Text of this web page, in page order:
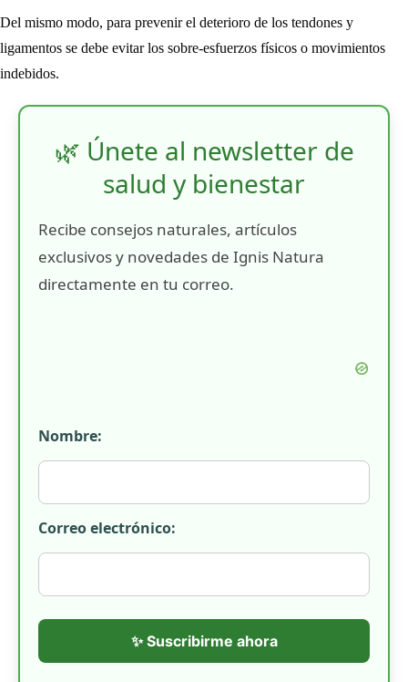
Del mismo modo, para prevenir el deterioro de los tendones y
ligamentos se debe evitar los sobre-esfuerzos físicos o movimientos
indebidos.
🌿 Únete al newsletter de
salud y bienestar
Recibe consejos naturales, artículos
exclusivos y novedades de Ignis Natura
directamente en tu correo.
Nombre:
Correo electrónico:
✨ Suscribirme ahora